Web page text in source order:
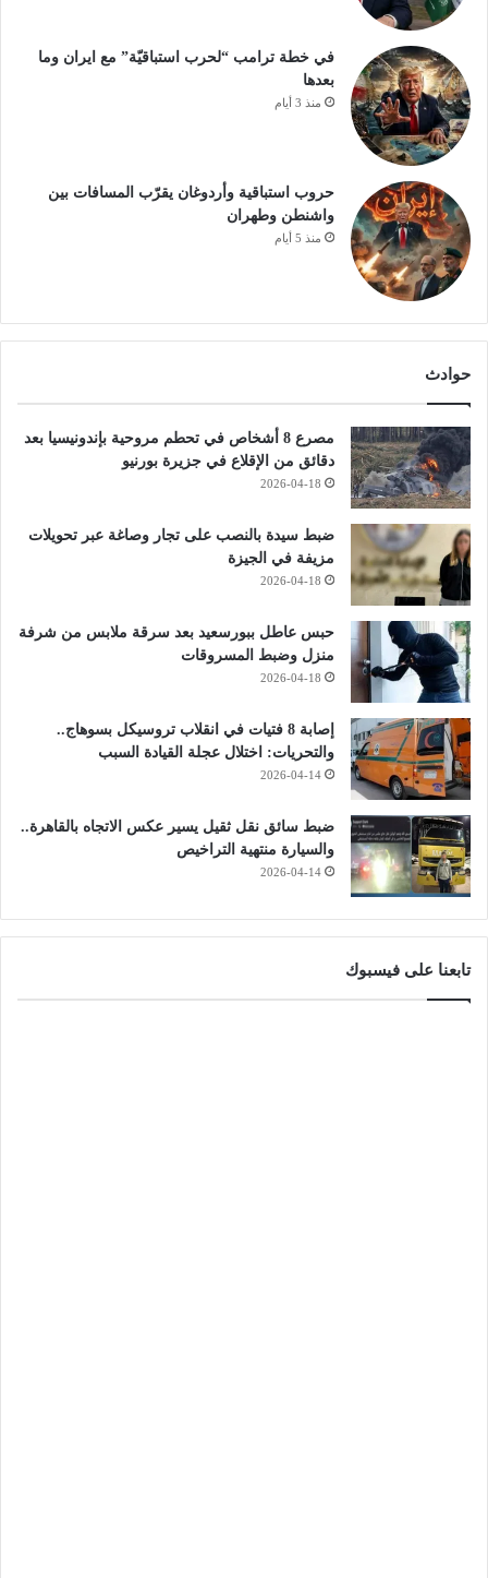
في خطة ترامب “لحرب استباقيّة” مع ايران وما
بعدها
منذ 3 أيام
حروب استباقية وأردوغان يقرّب المسافات بين
واشنطن وطهران
منذ 5 أيام
حوادث
مصرع 8 أشخاص في تحطم مروحية بإندونيسيا بعد
دقائق من الإقلاع في جزيرة بورنيو
2026-04-18
ضبط سيدة بالنصب على تجار وصاغة عبر تحويلات
مزيفة في الجيزة
2026-04-18
حبس عاطل ببورسعيد بعد سرقة ملابس من شرفة
منزل وضبط المسروقات
2026-04-18
إصابة 8 فتيات في انقلاب تروسيكل بسوهاج..
والتحريات: اختلال عجلة القيادة السبب
2026-04-14
ضبط سائق نقل ثقيل يسير عكس الاتجاه بالقاهرة..
والسيارة منتهية التراخيص
2026-04-14
تابعنا على فيسبوك